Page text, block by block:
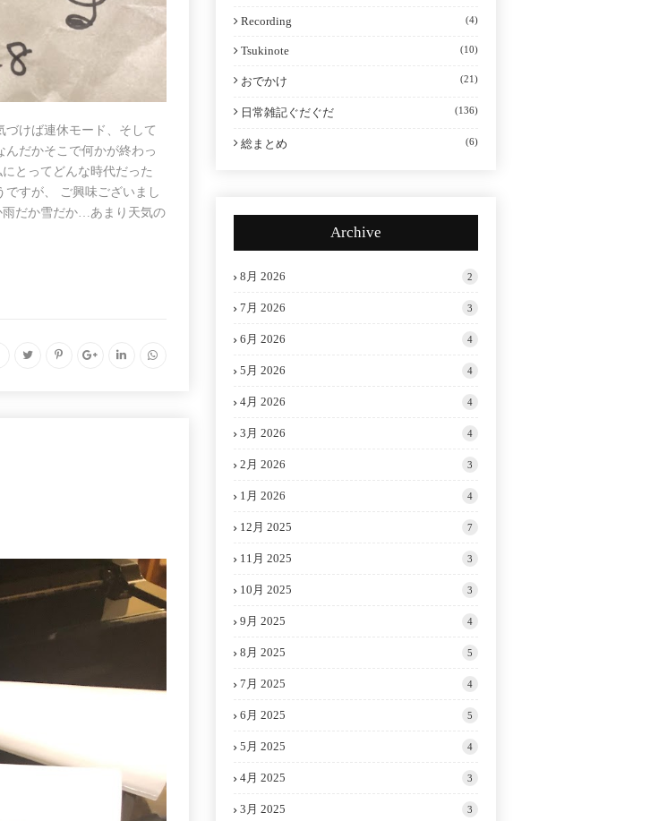
けば連休モード、そして
だかそこで何かが終わっ
とってどんな時代だった
すが、 ご興味ございまし
雨だか雪だか…あまり天気の
Recording (4)
Tsukinote (10)
おでかけ (21)
日常雑記ぐだぐだ (136)
総まとめ (6)
Archive
8月 2026 2
7月 2026 3
6月 2026 4
5月 2026 4
4月 2026 4
3月 2026 4
2月 2026 3
1月 2026 4
12月 2025 7
11月 2025 3
10月 2025 3
9月 2025 4
8月 2025 5
7月 2025 4
6月 2025 5
5月 2025 4
4月 2025 3
3月 2025 3